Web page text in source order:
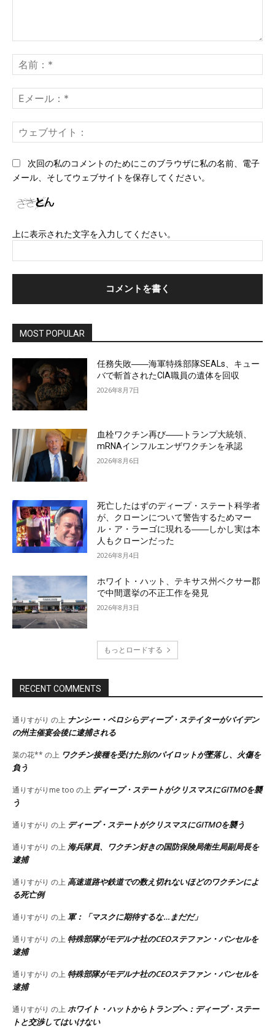
ン
ト：
前
*
メ
ー
*ェ
次回の私のコメントのためにこのブラウザに私の名前、電子
メール、そしてウェブサイトを保存してください。
上に表示された文字を入力してください。
MOST POPULAR
任務失敗――海軍特殊部隊SEALs、キュー
バで斬首されたCIA職員の遺体を回収
2026年8月7日
血栓ワクチン再び――トランプ大統領、
mRNAインフルエンザワクチンを承認
2026年8月6日
死亡したはずのディープ・ステート科学者
が、クローンについて警告するためマー
ル・ア・ラーゴに現れる――しかし実は本
人もクローンだった
2026年8月4日
ホワイト・ハット、テキサス州ベクサー郡
で中間選挙の不正工作を発見
2026年8月3日
もっとロードする
RECENT COMMENTS
通りすがり の上 ナンシー・ペロシらディープ・ステイターがバイデン
の州主催宴会後に逮捕される
菜の花** の上 ワクチン接種を受けた別のパイロットが墜落し、火傷を
負う
通りすがりme too の上 ディープ・ステートがクリスマスにGITMOを襲
う
通りすがり の上 ディープ・ステートがクリスマスにGITMOを襲う
通りすがり の上 海兵隊員、ワクチン好きの国防保険局衛生局副局長を
逮捕
通りすがり の上 高速道路や鉄道での数え切れないほどのワクチンによ
る死亡例
通りすがり の上 軍：「マスクに期待するな…まだだ」
通りすがり の上 特殊部隊がモデルナ社のCEOステファン・バンセルを
逮捕
通りすがり の上 特殊部隊がモデルナ社のCEOステファン・バンセルを
逮捕
通りすがり の上 ホワイト・ハットからトランプへ：ディープ・ステー
トと交渉してはいけない